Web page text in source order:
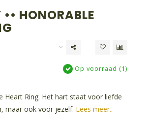
HONORABLE
Op voorraad (1)
Heart Ring. Het hart staat voor liefde
maar ook voor jezelf. Lees meer..